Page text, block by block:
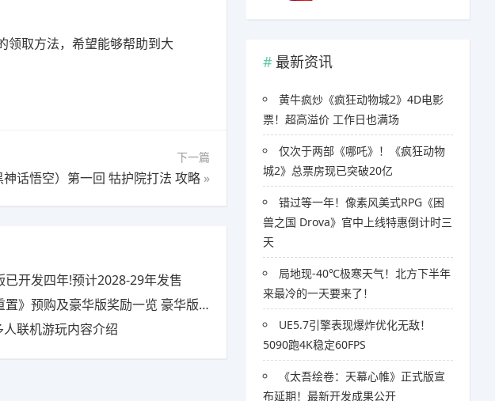
领取方法，希望能够帮助到大
下一篇
神话悟空）第一回 牯护院打法 攻略»
开发四年!预计2028-29年发售
》预购及豪华版奖励一览 豪华版有什么
联机游玩内容介绍
最新资讯
黄牛疯炒《疯狂动物城2》4D电影
票！超高溢价 工作日也满场
仅次于两部《哪吒》！《疯狂动物
城2》总票房现已突破20亿
错过等一年！像素风美式RPG《困
兽之国 Drova》官中上线特惠倒计时三
天
局地现-40℃极寒天气！北方下半年
来最冷的一天要来了！
UE5.7引擎表现爆炸优化无敌！
5090跑4K稳定60FPS
《太吾绘卷：天幕心帷》正式版宣
布延期！最新开发成果公开